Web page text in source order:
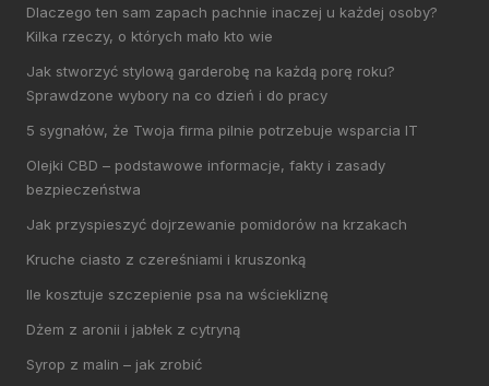
Dlaczego ten sam zapach pachnie inaczej u każdej osoby?
Kilka rzeczy, o których mało kto wie
Jak stworzyć stylową garderobę na każdą porę roku?
Sprawdzone wybory na co dzień i do pracy
5 sygnałów, że Twoja firma pilnie potrzebuje wsparcia IT
Olejki CBD – podstawowe informacje, fakty i zasady
bezpieczeństwa
Jak przyspieszyć dojrzewanie pomidorów na krzakach
Kruche ciasto z czereśniami i kruszonką
Ile kosztuje szczepienie psa na wściekliznę
Dżem z aronii i jabłek z cytryną
Syrop z malin – jak zrobić